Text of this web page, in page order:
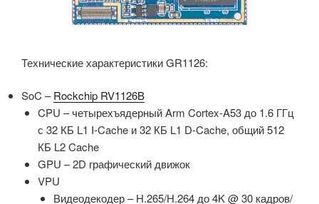
Технические характеристики GR1126:
SoC –Rockchip RV1126B
CPU – четырехъядерный Arm Cortex-A53 до 1.6 ГГц
с 32 КБ L1 I-Cache и 32 КБ L1 D-Cache, общий 512
КБ L2 Cache
GPU – 2D графический движок
VPU
Видеодекодер – H.265/H.264 до 4K @ 30 кадров/